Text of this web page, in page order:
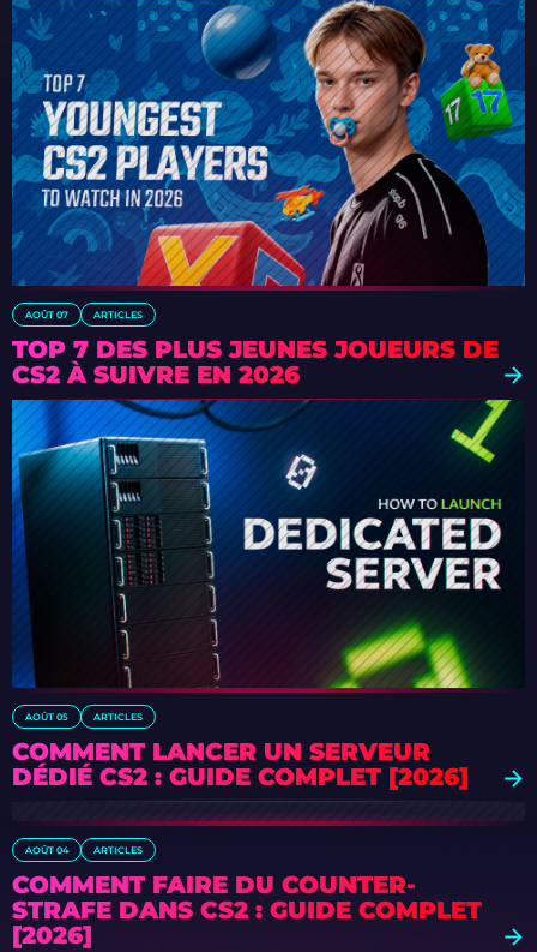
AOÛT 07 ARTICLES
TOP 7 DES PLUS JEUNES JOUEURS DE
CS2 À SUIVRE EN 2026
AOÛT 05 ARTICLES
COMMENT LANCER UN SERVEUR
DÉDIÉ CS2 : GUIDE COMPLET [2026]
AOÛT 04 ARTICLES
COMMENT FAIRE DU COUNTER-
STRAFE DANS CS2 : GUIDE COMPLET
[2026]